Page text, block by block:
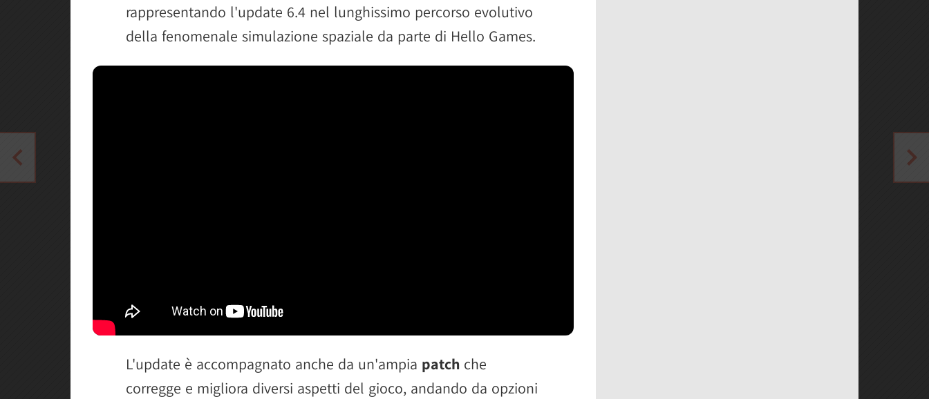
rappresentando l'update 6.4 nel lunghissimo percorso evolutivo
della fenomenale simulazione spaziale da parte di Hello Games.
L'update è accompagnato anche da un'ampia patch che
corregge e migliora diversi aspetti del gioco, andando da opzioni